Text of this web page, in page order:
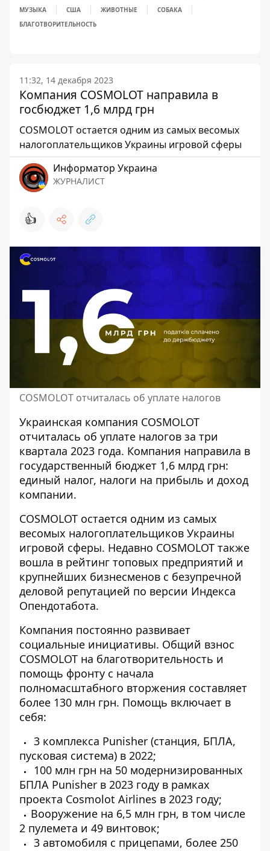
МУЗЫКА
США ЖИВОТНЫЕ
СОБАКА
БЛАГОТВОРИТЕЛЬНОСТЬ
11:32, 14 декабря 2023
Компания COSMOLOT направила в
госбюджет 1,6 млрд грн
COSMOLOT остается одним из самых весомых
налогоплательщиков Украины игровой сферы
Информатор Украина
ЖУРНАЛИСТ
👍
COSMOLOT отчиталась об уплате налогов
Украинская компания COSMOLOT
отчиталась об уплате налогов за три
квартала 2023 года. Компания направила в
государственный бюджет 1,6 млрд грн:
единый налог, налоги на прибыль и доход
компании.
COSMOLOT остается одним из самых
весомых налогоплательщиков Украины
игровой сферы. Недавно COSMOLOT также
вошла в рейтинг топовых предприятий и
крупнейших бизнесменов с безупречной
деловой репутацией по версии Индекса
Опендотабота.
Компания постоянно развивает
социальные инициативы. Общий взнос
COSMOLOT на благотворительность и
помощь фронту с начала
полномасштабного вторжения составляет
более 130 млн грн. Помощь включает в
себя:
3 комплекса Punisher (станция, БПЛА,
пусковая система) в 2022;
100 млн грн на 50 модернизированных
БПЛА Punisher в 2023 году в рамках
проекта Cosmolot Airlines в 2023 году;
Вооружение на 6,5 млн грн, в том числе
2 пулемета и 49 винтовок;
3 автомобиля с прицепами, более 250